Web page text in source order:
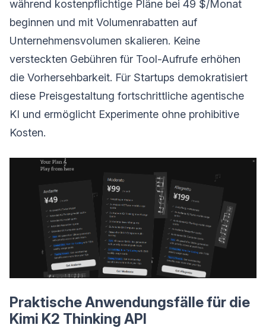
während kostenpflichtige Pläne bei 49 $/Monat
beginnen und mit Volumenrabatten auf
Unternehmensvolumen skalieren. Keine
versteckten Gebühren für Tool-Aufrufe erhöhen
die Vorhersehbarkeit. Für Startups demokratisiert
diese Preisgestaltung fortschrittliche agentische
KI und ermöglicht Experimente ohne prohibitive
Kosten.
Praktische Anwendungsfälle für die
Kimi K2 Thinking API